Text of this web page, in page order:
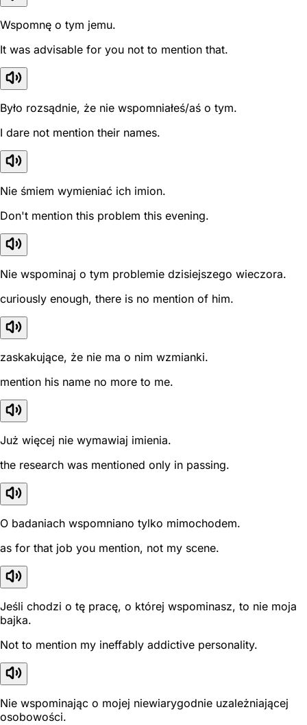
Wspomnę o tym jemu.
It was advisable for you not to mention that.
Było rozsądnie, że nie wspomniałeś/aś o tym.
I dare not mention their names.
Nie śmiem wymieniać ich imion.
Don't mention this problem this evening.
Nie wspominaj o tym problemie dzisiejszego wieczora.
curiously enough, there is no mention of him.
zaskakujące, że nie ma o nim wzmianki.
mention his name no more to me.
Już więcej nie wymawiaj imienia.
the research was mentioned only in passing.
O badaniach wspomniano tylko mimochodem.
as for that job you mention, not my scene.
Jeśli chodzi o tę pracę, o której wspominasz, to nie moja
bajka.
Not to mention my ineffably addictive personality.
Nie wspominając o mojej niewiarygodnie uzależniającej
osobowości.